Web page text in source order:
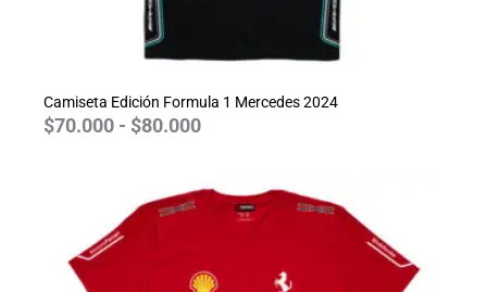
Camiseta Edición Formula 1 Mercedes 2024
$70.000 - $80.000